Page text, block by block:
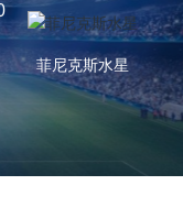
菲尼克斯水星